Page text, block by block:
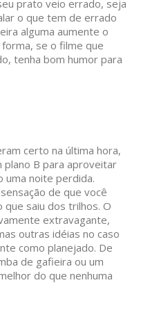
prato veio errado, seja
o que tem de errado
alguma aumente o
se o filme que
tenha bom humor para
certo na última hora,
B para aproveitar
uma noite perdida.
de que você
saiu dos trilhos. O
extravagante,
outras idéias no caso
como planejado. De
de gafieira ou um
do que nenhuma